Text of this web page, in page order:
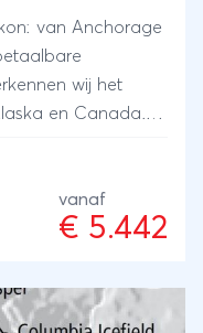
van Anchorage
wij het
en Canada.
lucht en slapen
plekken in de
van de kust naar
van de
vanaf
€ 5.442